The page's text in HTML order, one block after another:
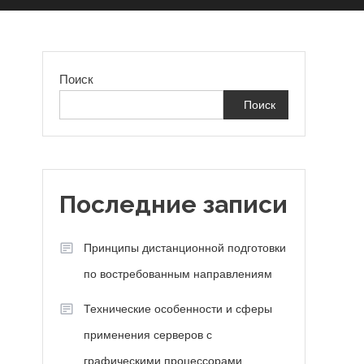
Поиск
Поиск
Последние записи
Принципы дистанционной подготовки
по востребованным направлениям
Технические особенности и сферы
применения серверов с
графическими процессорами